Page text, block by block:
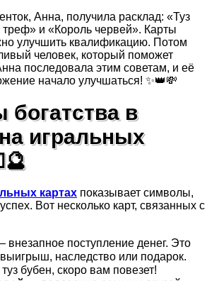
Анна, получила расклад: «Туз
треф» и «Король червей». Карты
улучшить квалификацию. Потом
человек, который поможет
последовала этим советам, и её
начало улучшаться! ✨👑💸
в
игральных
картах показывает символы,
Вот несколько карт, связанных с
внезапное поступление денег. Это
наследство или подарок.
бубен, скоро вам повезет!